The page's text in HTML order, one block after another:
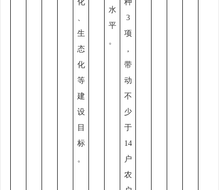
生
态
化
等
建
设
目
标
。
水
平
。
3
项
，
带
动
不
少
于
14
户
农